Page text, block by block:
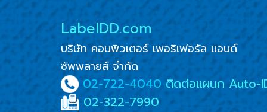
LabelDD.com
บริษัท คอมพิวเตอร์ เพอริเฟอรัล แอนด์
ซัพพลายส์ จำกัด
02-722-4040 ติดต่อแผนก Auto-
02-322-7990